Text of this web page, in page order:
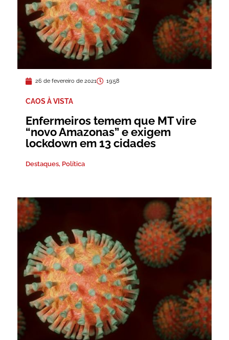
26 de fevereiro de 2021 19:58
CAOS À VISTA
Enfermeiros temem que MT vire
“novo Amazonas” e exigem
lockdown em 13 cidades
Destaques, Política